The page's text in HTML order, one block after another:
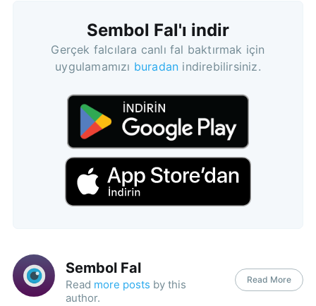
Sembol Fal'ı indir
Gerçek falcılara canlı fal baktırmak için
uygulamamızı buradan indirebilirsiniz.
Sembol Fal
Read more posts by this
author.
Read More